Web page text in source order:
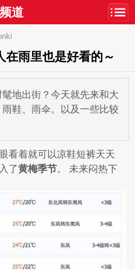
道
在雨里也是好看的～
地出街？今天就先来和大
鞋、雨伞。以及一些比较
看着就可以凉鞋短裤天天
了黄梅季节。 未来闷热下